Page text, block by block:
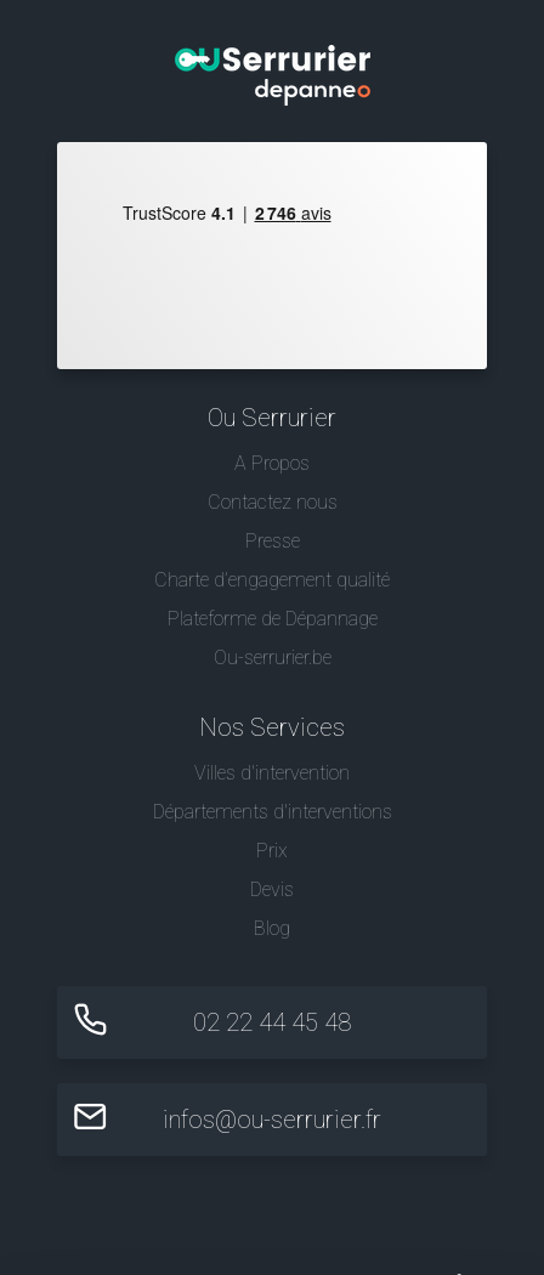
Ou Serrurier
A Propos
Contactez nous
Presse
Charte d’engagement qualité
Plateforme de Dépannage
Ou-serrurier.be
Nos Services
Villes d'intervention
Départements d'interventions
Prix
Devis
Blog
02 22 44 45 48
infos@ou-serrurier.fr